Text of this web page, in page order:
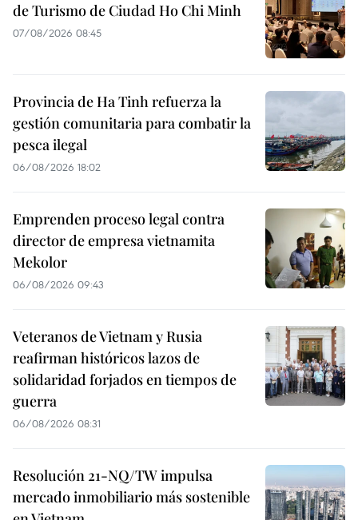
de Turismo de Ciudad Ho Chi Minh
07/08/2026 08:45
Provincia de Ha Tinh refuerza la
gestión comunitaria para combatir la
pesca ilegal
06/08/2026 18:02
Emprenden proceso legal contra
director de empresa vietnamita
Mekolor
06/08/2026 09:43
Veteranos de Vietnam y Rusia
reafirman históricos lazos de
solidaridad forjados en tiempos de
guerra
06/08/2026 08:31
Resolución 21-NQ/TW impulsa
mercado inmobiliario más sostenible